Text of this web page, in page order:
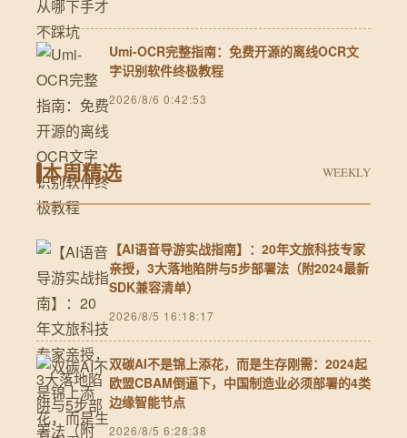
Umi-OCR完整指南：免费开源的离线OCR文
字识别软件终极教程
2026/8/6 0:42:53
本周精选 WEEKLY
【AI语音导游实战指南】：20年文旅科技专家
亲授，3大落地陷阱与5步部署法（附2024最新
SDK兼容清单）
2026/8/5 16:18:17
双碳AI不是锦上添花，而是生存刚需：2024起
欧盟CBAM倒逼下，中国制造业必须部署的4类
边缘智能节点
2026/8/5 6:28:38